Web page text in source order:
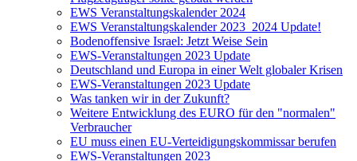
EWS Veranstaltungskalender 2024
EWS Veranstaltungskalender 2023_2024 Update!
Bodenoffensive Israel: Jetzt Weise Sein
EWS-Veranstaltungen 2023 Update
Deutschland und Europa in einer Welt globaler Krisen
EWS-Veranstaltungen 2023 Update
Was tanken wir in der Zukunft?
Weitere Entwicklung des EURO für den "normalen"
Verbraucher
EU muss einen EU-Verteidigungskommissar berufen
EWS-Veranstaltungen 2023